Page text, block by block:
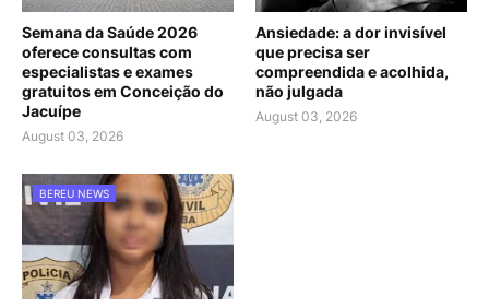
Semana da Saúde 2026
oferece consultas com
especialistas e exames
gratuitos em Conceição do
Jacuípe
August 03, 2026
Ansiedade: a dor invisível
que precisa ser
compreendida e acolhida,
não julgada
August 03, 2026
BEREU NEWS